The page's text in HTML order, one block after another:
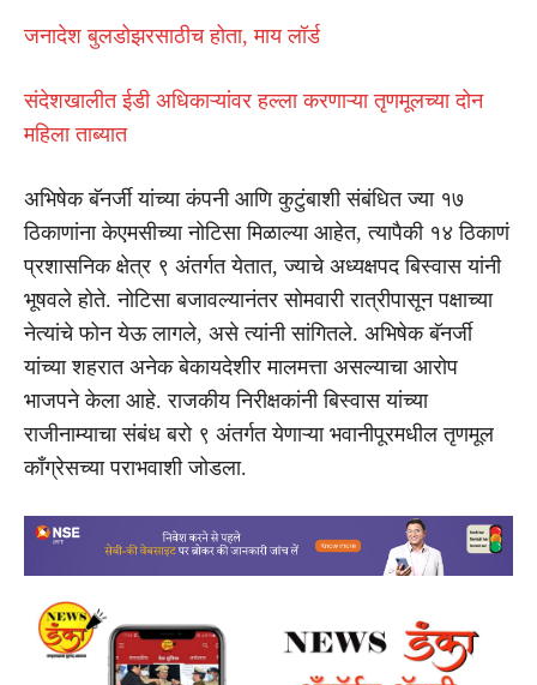
जनादेश बुलडोझरसाठीच होता, माय लॉर्ड
संदेशखालीत ईडी अधिकाऱ्यांवर हल्ला करणाऱ्या तृणमूलच्या दोन
महिला ताब्यात
अभिषेक बॅनर्जी यांच्या कंपनी आणि कुटुंबाशी संबंधित ज्या १७
ठिकाणांना केएमसीच्या नोटिसा मिळाल्या आहेत, त्यापैकी १४ ठिकाणं
प्रशासनिक क्षेत्र ९ अंतर्गत येतात, ज्याचे अध्यक्षपद बिस्वास यांनी
भूषवले होते. नोटिसा बजावल्यानंतर सोमवारी रात्रीपासून पक्षाच्या
नेत्यांचे फोन येऊ लागले, असे त्यांनी सांगितले. अभिषेक बॅनर्जी
यांच्या शहरात अनेक बेकायदेशीर मालमत्ता असल्याचा आरोप
भाजपने केला आहे. राजकीय निरीक्षकांनी बिस्वास यांच्या
राजीनाम्याचा संबंध बरो ९ अंतर्गत येणाऱ्या भवानीपूरमधील तृणमूल
काँग्रेसच्या पराभवाशी जोडला.